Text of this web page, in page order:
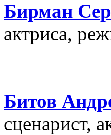
Бирман
актриса,
Битов
сценарист,